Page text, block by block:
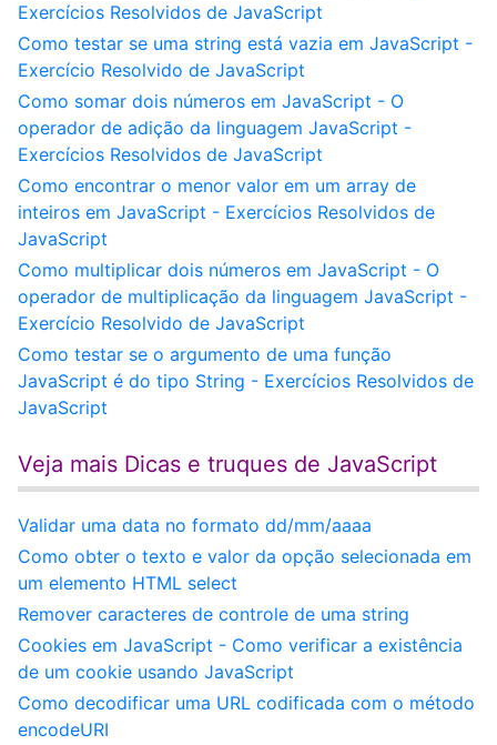
Exercícios Resolvidos de JavaScript
Como testar se uma string está vazia em JavaScript -
Exercício Resolvido de JavaScript
Como somar dois números em JavaScript - O
operador de adição da linguagem JavaScript -
Exercícios Resolvidos de JavaScript
Como encontrar o menor valor em um array de
inteiros em JavaScript - Exercícios Resolvidos de
JavaScript
Como multiplicar dois números em JavaScript - O
operador de multiplicação da linguagem JavaScript -
Exercício Resolvido de JavaScript
Como testar se o argumento de uma função
JavaScript é do tipo String - Exercícios Resolvidos de
JavaScript
Veja mais Dicas e truques de JavaScript
Validar uma data no formato dd/mm/aaaa
Como obter o texto e valor da opção selecionada em
um elemento HTML select
Remover caracteres de controle de uma string
Cookies em JavaScript - Como verificar a existência
de um cookie usando JavaScript
Como decodificar uma URL codificada com o método
encodeURI